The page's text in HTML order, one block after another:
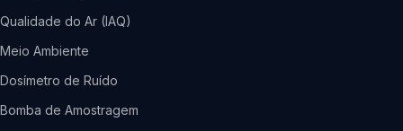
Qualidade do Ar (IAQ)
Meio Ambiente
Dosímetro de Ruído
Bomba de Amostragem